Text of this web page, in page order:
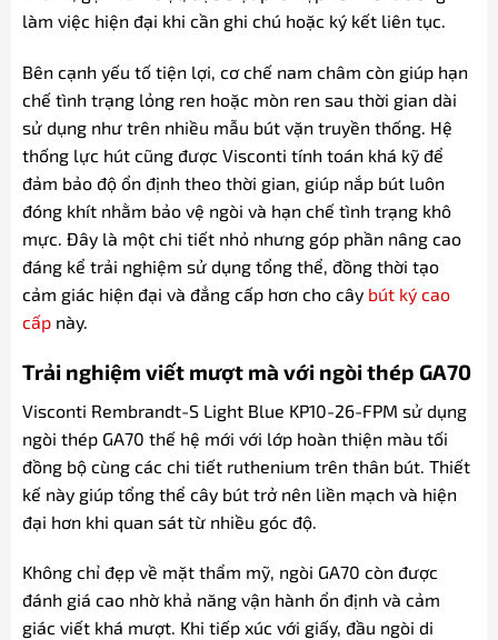
làm việc hiện đại khi cần ghi chú hoặc ký kết liên tục.
Bên cạnh yếu tố tiện lợi, cơ chế nam châm còn giúp hạn
chế tình trạng lỏng ren hoặc mòn ren sau thời gian dài
sử dụng như trên nhiều mẫu bút vặn truyền thống. Hệ
thống lực hút cũng được Visconti tính toán khá kỹ để
đảm bảo độ ổn định theo thời gian, giúp nắp bút luôn
đóng khít nhằm bảo vệ ngòi và hạn chế tình trạng khô
mực. Đây là một chi tiết nhỏ nhưng góp phần nâng cao
đáng kể trải nghiệm sử dụng tổng thể, đồng thời tạo
cảm giác hiện đại và đẳng cấp hơn cho cây bút ký cao
cấpnày.
Trải nghiệm viết mượt mà với ngòi thép GA70
Visconti Rembrandt-S Light Blue KP10-26-FPM sử dụng
ngòi thép GA70 thế hệ mới với lớp hoàn thiện màu tối
đồng bộ cùng các chi tiết ruthenium trên thân bút. Thiết
kế này giúp tổng thể cây bút trở nên liền mạch và hiện
đại hơn khi quan sát từ nhiều góc độ.
Không chỉ đẹp về mặt thẩm mỹ, ngòi GA70 còn được
đánh giá cao nhờ khả năng vận hành ổn định và cảm
giác viết khá mượt. Khi tiếp xúc với giấy, đầu ngòi di